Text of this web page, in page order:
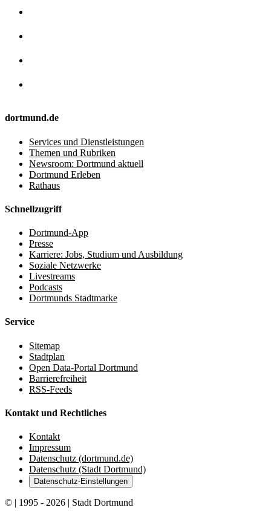
dortmund.de
Services und Dienstleistungen
Themen und Rubriken
Newsroom: Dortmund aktuell
Dortmund Erleben
Rathaus
Schnellzugriff
Dortmund-App
Presse
Karriere: Jobs, Studium und Ausbildung
Soziale Netzwerke
Livestreams
Podcasts
Dortmunds Stadtmarke
Service
Sitemap
Stadtplan
Open Data-Portal Dortmund
Barrierefreiheit
RSS-Feeds
Kontakt und Rechtliches
Kontakt
Impressum
Datenschutz (dortmund.de)
Datenschutz (Stadt Dortmund)
Datenschutz-Einstellungen
© | 1995 - 2026 | Stadt Dortmund